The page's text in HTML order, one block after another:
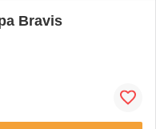
Bravis